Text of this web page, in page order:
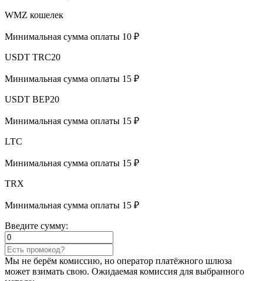
WMZ кошелек
Минимальная сумма оплаты 10 ₽
USDT TRC20
Минимальная сумма оплаты 15 ₽
USDT BEP20
Минимальная сумма оплаты 15 ₽
LTC
Минимальная сумма оплаты 15 ₽
TRX
Минимальная сумма оплаты 15 ₽
Введите сумму:
Мы не берём комиссию, но оператор платёжного шлюза
может взимать свою. Ожидаемая комиссия для выбранного